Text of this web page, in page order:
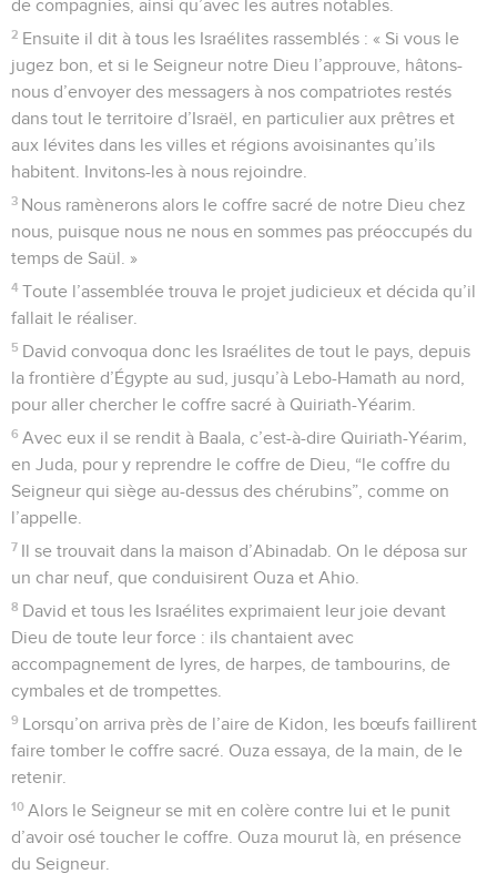
de compagnies, ainsi qu’avec les autres notables.
2 Ensuite il dit à tous les Israélites rassemblés : « Si vous le
jugez bon, et si le Seigneur notre Dieu l’approuve, hâtons-
nous d’envoyer des messagers à nos compatriotes restés
dans tout le territoire d’Israël, en particulier aux prêtres et
aux lévites dans les villes et régions avoisinantes qu’ils
habitent. Invitons-les à nous rejoindre.
3 Nous ramènerons alors le coffre sacré de notre Dieu chez
nous, puisque nous ne nous en sommes pas préoccupés du
temps de Saül. »
4 Toute l’assemblée trouva le projet judicieux et décida qu’il
fallait le réaliser.
5 David convoqua donc les Israélites de tout le pays, depuis
la frontière d’Égypte au sud, jusqu’à Lebo-Hamath au nord,
pour aller chercher le coffre sacré à Quiriath-Yéarim.
6 Avec eux il se rendit à Baala, c’est-à-dire Quiriath-Yéarim,
en Juda, pour y reprendre le coffre de Dieu, “le coffre du
Seigneur qui siège au-dessus des chérubins”, comme on
l’appelle.
7 Il se trouvait dans la maison d’Abinadab. On le déposa sur
un char neuf, que conduisirent Ouza et Ahio.
8 David et tous les Israélites exprimaient leur joie devant
Dieu de toute leur force : ils chantaient avec
accompagnement de lyres, de harpes, de tambourins, de
cymbales et de trompettes.
9 Lorsqu’on arriva près de l’aire de Kidon, les bœufs faillirent
faire tomber le coffre sacré. Ouza essaya, de la main, de le
retenir.
10 Alors le Seigneur se mit en colère contre lui et le punit
d’avoir osé toucher le coffre. Ouza mourut là, en présence
du Seigneur.